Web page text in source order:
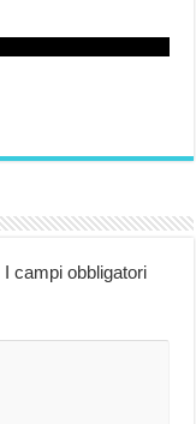
I campi obbligatori